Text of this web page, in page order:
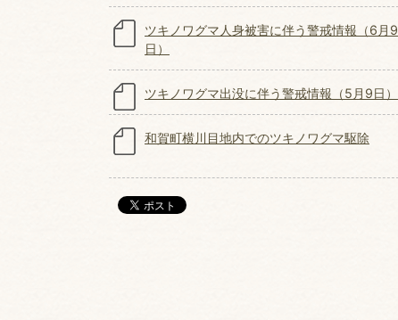
ツキノワグマ人身被害に伴う警戒情報（6月9
日）
ツキノワグマ出没に伴う警戒情報（5月9日）
和賀町横川目地内でのツキノワグマ駆除